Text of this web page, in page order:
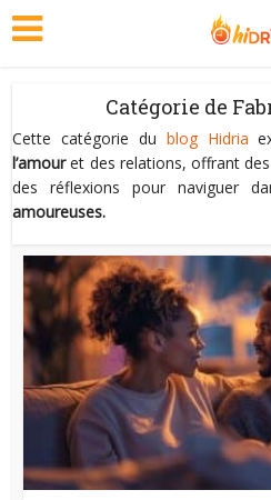
Catégorie de
Cette catégorie du blog Hidria
l’amouret des relations, offrant
des réflexions pour naviguer
amoureuses.